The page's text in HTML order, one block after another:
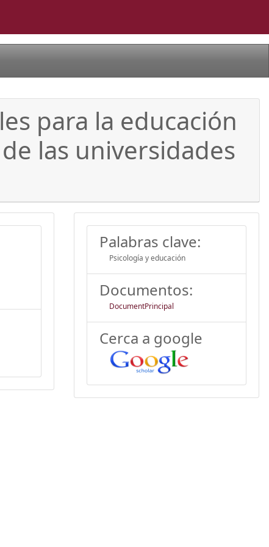
para la educación
las universidades
Palabras clave:
Psicología y educación
Documentos:
DocumentPrincipal
Cerca a google